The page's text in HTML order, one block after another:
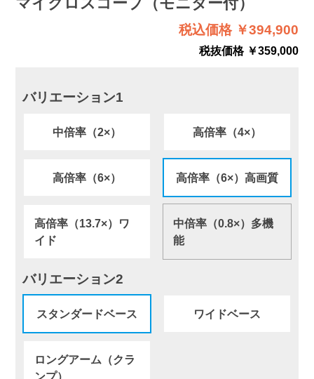
税込価格 ￥394,900
税抜価格 ￥359,000
バリエーション1
中倍率（2×） 高倍率（4×）
高倍率（6×） 高倍率（6×）高画質
高倍率（13.7×）ワ
イド
中倍率（0.8×）多機
能
バリエーション2
スタンダードベース ワイドベース
ロングアーム（クラ
ンプ）